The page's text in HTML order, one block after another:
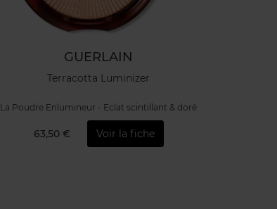
GUERLAIN
Terracotta Luminizer
La Poudre Enlumineur - Eclat scintillant & doré
63,50 € Voir la fiche